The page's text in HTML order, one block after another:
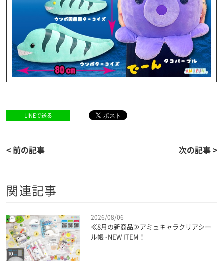
LINEで送る
< 前の記事 次の記事 >
関連記事
2026/08/06
≪8月の新商品≫アミュキャラクリアシー
ル帳 -NEW ITEM！